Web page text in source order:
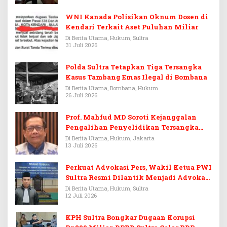
WNI Kanada Polisikan Oknum Dosen di
Kendari Terkait Aset Puluhan Miliar
Di Berita Utama, Hukum, Sultra
31 Juli 2026
Polda Sultra Tetapkan Tiga Tersangka
Kasus Tambang Emas Ilegal di Bombana
Di Berita Utama, Bombana, Hukum
26 Juli 2026
Prof. Mahfud MD Soroti Kejanggalan
Pengalihan Penyelidikan Tersangka
Febrie Adriansyah
Di Berita Utama, Hukum, Jakarta
13 Juli 2026
Perkuat Advokasi Pers, Wakil Ketua PWI
Sultra Resmi Dilantik Menjadi Advokat
PERADI
Di Berita Utama, Hukum, Sultra
12 Juli 2026
KPH Sultra Bongkar Dugaan Korupsi